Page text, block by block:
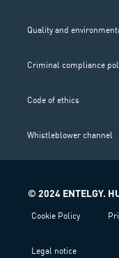
Quality and
Criminal compliance
Code of ethics
Whistleblower channel
© 2024 ENTELGY.
Cookie Policy
Legal notice